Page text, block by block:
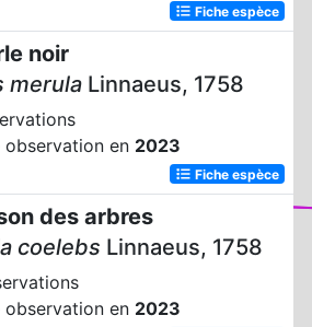
Fiche espèce
noir
merula Linnaeus, 1758
observation en 2023
Fiche espèce
des arbres
coelebs Linnaeus, 1758
observation en 2023